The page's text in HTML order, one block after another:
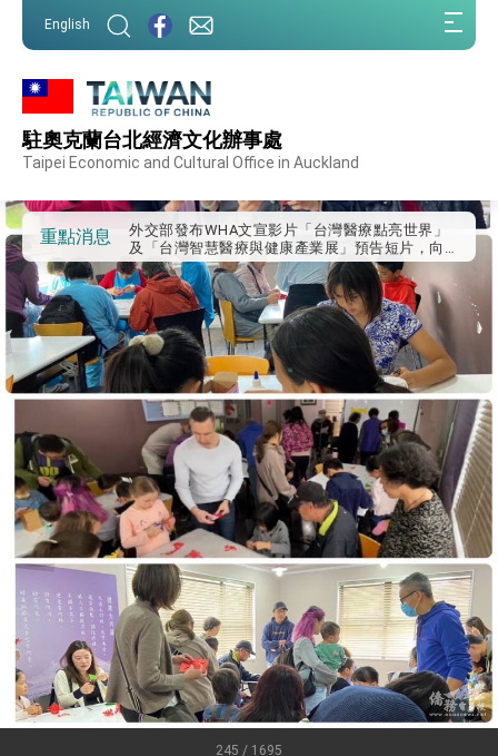
English
駐奧克蘭台北經濟文化辦事處
Taipei Economic and Cultural Office in Auckland
重點消息
外交部重要言論
我國政府將在美國亞利桑納州設立「駐鳳凰城辦
事處」，進一步深化台美交流合作
經驗為亞太醫療照護發展開創新里程碑
外交部發布WHA文宣影片「台灣醫療點亮世界」
及「台灣智慧醫療與健康產業展」預告短片，向
世界展現台灣守護全球健康的創新能量
總統出訪史瓦帝尼返國談話 強調臺灣人有權利
走向世界 盼與理念相近國家共同維護國際秩序
堅定走向世界 賴總統抵達史瓦帝尼王國進行國是
訪問
總統與五院院長新春茶敘 盼化分歧為團結、為
國家邁出合作第一步
總統農曆春節談話
台美貿易協議完成簽署達成6大目標、創5大歷史
性突破 總統強調將以3大面向加速臺灣經濟轉型
升級 籲請立院全力支持並盡速通過
臺美簽署「對等貿易協定」確立對等關稅15%且不
疊加 我輸美2072項產品豁免對等關稅
總統接受「法新社」（AFP）專訪內容
外交部長林佳龍於《外交事務》撰文指出：自由
世界 需要台灣，團結合作方能守護繁榮
外交部長林佳龍出席《台灣光華雜誌》50週年慶
「見證蛻變，分享世界的光華」開幕式，期許數
位轉 型迎向下個50年
總統主持「台美經濟繁榮夥伴對話」記者會 說
明臺美合作三大戰略方向 盼與民主夥伴共同引
領 下一個世代的繁榮
外交部長林佳龍接受印尼「時代雜誌」專訪，闡
245 / 1695